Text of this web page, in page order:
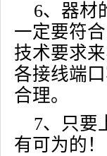
6、器材
一定要符
技术要求
各接线端
合理。
7、只要
有可为的！